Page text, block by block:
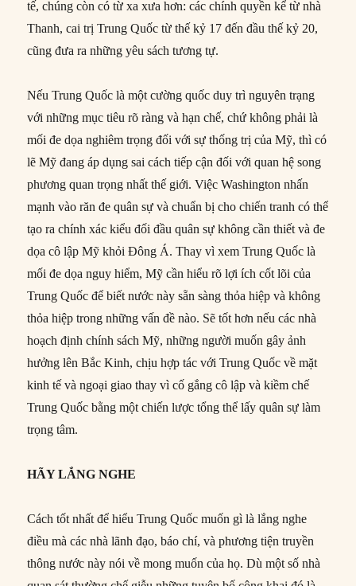
tế, chúng còn có từ xa xưa hơn: các chính quyền kể từ nhà
Thanh, cai trị Trung Quốc từ thế kỷ 17 đến đầu thế kỷ 20,
cũng đưa ra những yêu sách tương tự.
Nếu Trung Quốc là một cường quốc duy trì nguyên trạng
với những mục tiêu rõ ràng và hạn chế, chứ không phải là
mối đe dọa nghiêm trọng đối với sự thống trị của Mỹ, thì có
lẽ Mỹ đang áp dụng sai cách tiếp cận đối với quan hệ song
phương quan trọng nhất thế giới. Việc Washington nhấn
mạnh vào răn đe quân sự và chuẩn bị cho chiến tranh có thể
tạo ra chính xác kiểu đối đầu quân sự không cần thiết và đe
dọa cô lập Mỹ khỏi Đông Á. Thay vì xem Trung Quốc là
mối đe dọa nguy hiểm, Mỹ cần hiểu rõ lợi ích cốt lõi của
Trung Quốc để biết nước này sẵn sàng thỏa hiệp và không
thỏa hiệp trong những vấn đề nào. Sẽ tốt hơn nếu các nhà
hoạch định chính sách Mỹ, những người muốn gây ảnh
hưởng lên Bắc Kinh, chịu hợp tác với Trung Quốc về mặt
kinh tế và ngoại giao thay vì cố gắng cô lập và kiềm chế
Trung Quốc bằng một chiến lược tổng thể lấy quân sự làm
trọng tâm.
HÃY LẮNG NGHE
Cách tốt nhất để hiểu Trung Quốc muốn gì là lắng nghe
điều mà các nhà lãnh đạo, báo chí, và phương tiện truyền
thông nước này nói về mong muốn của họ. Dù một số nhà